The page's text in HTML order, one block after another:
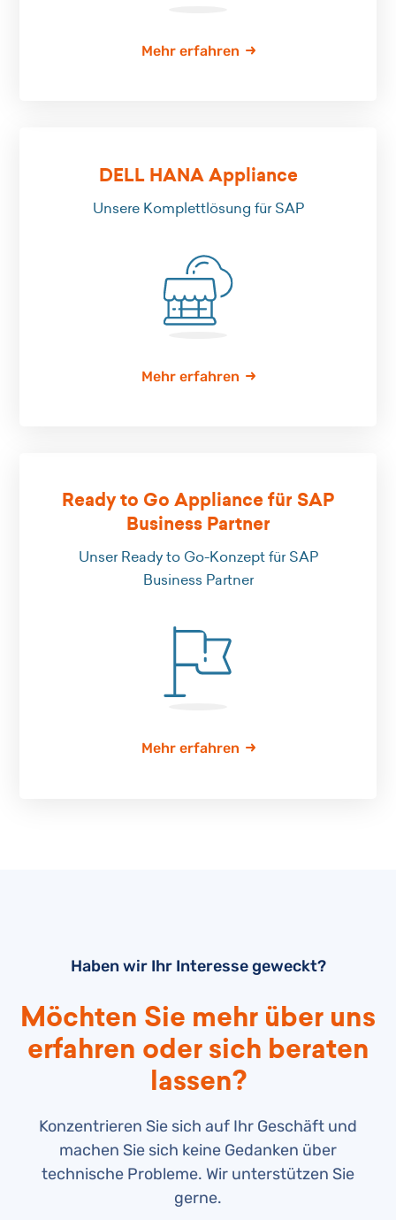
Mehr erfahren
DELL HANA Appliance
Unsere Komplettlösung für SAP
Mehr erfahren
Ready to Go Appliance für SAP
Business Partner
Unser Ready to Go-Konzept für SAP
Business Partner
Mehr erfahren
Haben wir Ihr Interesse geweckt?
Möchten Sie mehr über uns
erfahren oder sich beraten
lassen?
Konzentrieren Sie sich auf Ihr Geschäft und
machen Sie sich keine Gedanken über
technische Probleme. Wir unterstützen Sie
gerne.